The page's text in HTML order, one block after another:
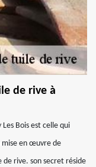
de rive à
Bois est celle qui
mise en œuvre de
rive. son secret réside